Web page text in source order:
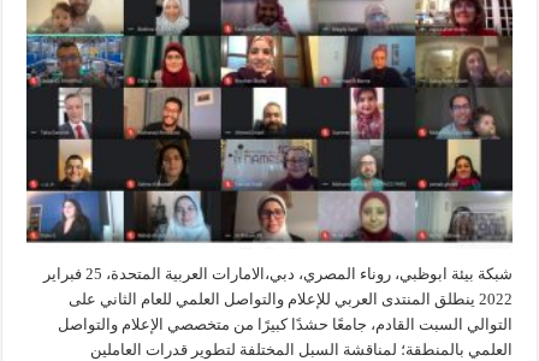
شبكة بيئة ابوظبي، روناء المصري، دبي،الامارات العربية المتحدة، 25 فبراير
2022 ينطلق المنتدى العربي للإعلام والتواصل العلمي للعام الثاني على
التوالي السبت القادم، جامعًا حشدًا كبيرًا من متخصصي الإعلام والتواصل
العلمي بالمنطقة؛ لمناقشة السبل المختلفة لتطوير قدرات العاملين